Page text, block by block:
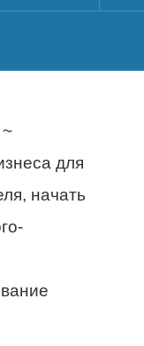
для
начать